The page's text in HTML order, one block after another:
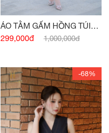
ÁO TẰM GẤM HỒNG TÚI
NGỰC
299,000đ 1,000,000đ
-68%